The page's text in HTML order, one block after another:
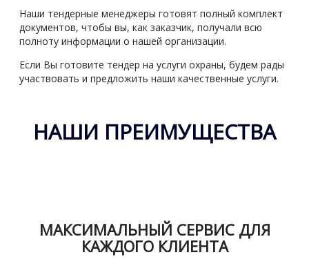
Наши тендерные менеджеры готовят полный комплект
документов, чтобы вы, как заказчик, получали всю
полноту информации о нашей организации.
Если Вы готовите тендер на услуги охраны, будем рады
участвовать и предложить наши качественные услуги.
НАШИ ПРЕИМУЩЕСТВА
МАКСИМАЛЬНЫЙ СЕРВИС ДЛЯ
КАЖДОГО КЛИЕНТА